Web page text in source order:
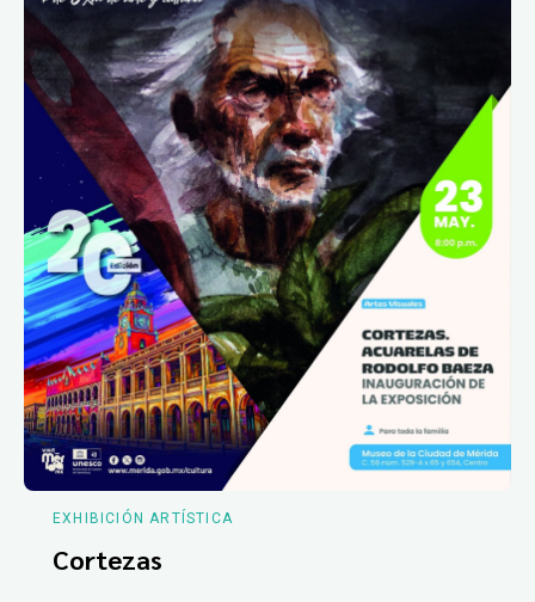
EXHIBICIÓN ARTÍSTICA
Cortezas